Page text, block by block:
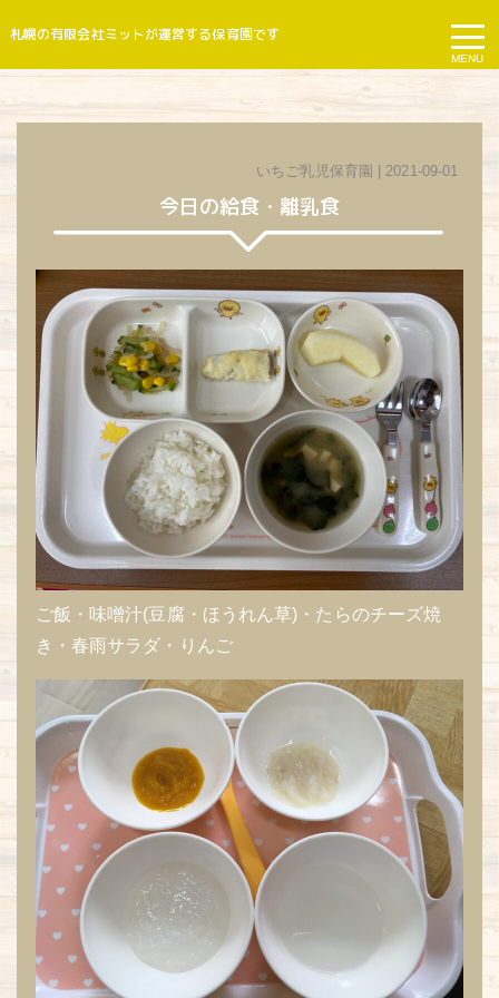
札幌の有限会社ミットが運営する保育園です
MENU
いちご乳児保育園 | 2021-09-01
今日の給食・離乳食
ご飯・味噌汁(豆腐・ほうれん草)・たらのチーズ焼
き・春雨サラダ・りんご